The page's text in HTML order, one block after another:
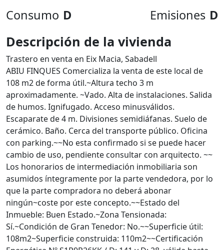
Consumo D Emisiones D
Descripción de la vivienda
Trastero en venta en Eix Macia, Sabadell
ABIU FINQUES Comercializa la venta de este local de
108 m2 de forma útil.~Altura techo 3 m
aproximadamente. ~Vado. Alta de instalaciones. Salida
de humos. Ignifugado. Acceso minusválidos.
Escaparate de 4 m. Divisiones semidiáfanas. Suelo de
cerámico. Baño. Cerca del transporte público. Oficina
con parking.~~No esta confirmado si se puede hacer
cambio de uso, pendiente consultar con arquitecto. ~~
Los honorarios de intermediación inmobiliaria son
asumidos íntegramente por la parte vendedora, por lo
que la parte compradora no deberá abonar
ningún~coste por este concepto.~~Estado del
Inmueble: Buen Estado.~Zona Tensionada:
Sí.~Condición de Gran Tenedor: No.~~Superficie útil:
108m2~Superficie construida: 110m2~~Certificación